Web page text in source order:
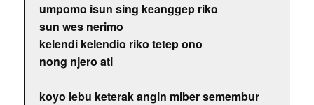
umpomo isun sing keanggep riko
sun wes nerimo
kelendi kelendio riko tetep ono
nong njero ati
koyo lebu keterak angin miber semembur